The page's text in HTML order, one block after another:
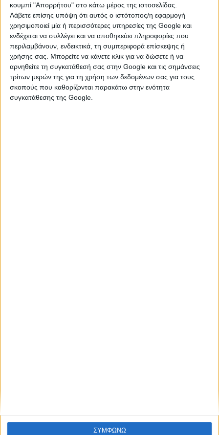
κουμπί "Απορρήτου" στο κάτω μέρος της ιστοσελίδας.
Λάβετε επίσης υπόψη ότι αυτός ο ιστότοπος/η εφαρμογή
χρησιμοποιεί μία ή περισσότερες υπηρεσίες της Google και
ενδέχεται να συλλέγει και να αποθηκεύει πληροφορίες που
περιλαμβάνουν, ενδεικτικά, τη συμπεριφορά επίσκεψης ή
χρήσης σας. Μπορείτε να κάνετε κλικ για να δώσετε ή να
αρνηθείτε τη συγκατάθεσή σας στην Google και τις σημάνσεις
τρίτων μερών της για τη χρήση των δεδομένων σας για τους
σκοπούς που καθορίζονται παρακάτω στην ενότητα
συγκατάθεσης της Google.
ΣΥΜΦΩΝΩ
Έχει συμβόλαιο έως το καλοκαίρι του 2026 και
υπάρχουν αρκετοί ενδιαφερόμενοι. Ανάμεσα σε
αυτούς είναι οι Μαγιόρκα, Εσπανιόλ, Αλαβές,
Μπράγκα και η Ράγιο Βαγιεκάνο. Η τελευταία έχει και
ένα μικρό προβάδισμα, αφού δεν θα χρειαζόταν ο
Μουνιόθ να αλλάξει πόλη.
Ωστόσο, ο Ολυμπιακός δεν έχει πει ακόμα την
τελευταία του λέξη. Τις επόμενες μέρες θα κάνει την